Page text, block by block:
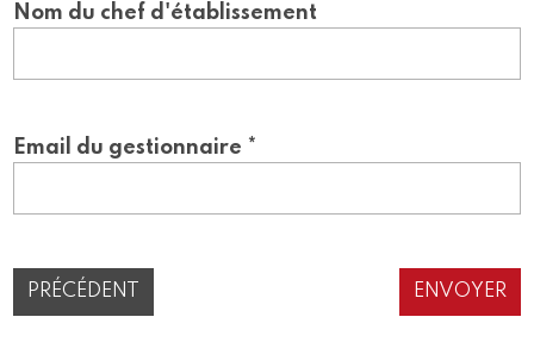
Nom du chef d'établissement
Email du gestionnaire *
PRÉCÉDENT